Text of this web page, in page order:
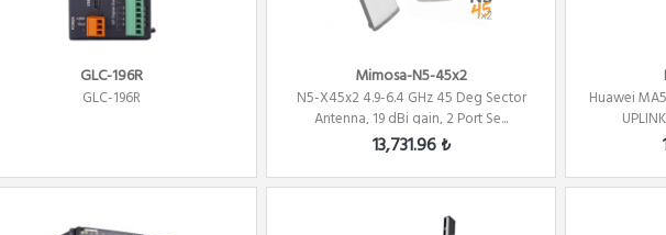
GLC-196R
GLC-196R
Mimosa-N5-45x2
N5-X45x2 4.9-6.4 GHz 45 Deg Sector
Antenna, 19 dBi gain, 2 Port Se...
13,731.96 ₺
Huawei